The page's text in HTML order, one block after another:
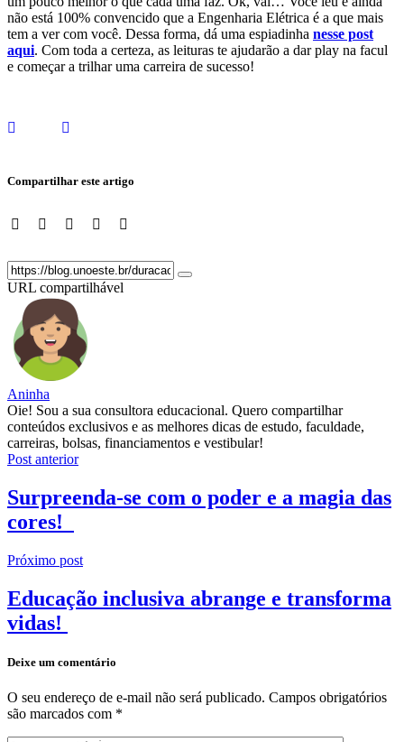
não está 100% convencido que a Engenharia Elétrica é a que mais
tem a ver com você. Dessa forma, dá uma espiadinha nesse post
aqui. Com toda a certeza, as leituras te ajudarão a dar play na facul
e começar a trilhar uma carreira de sucesso!
Compartilhar este artigo
URL compartilhável
Aninha
Oie! Sou a sua consultora educacional. Quero compartilhar
conteúdos exclusivos e as melhores dicas de estudo, faculdade,
carreiras, bolsas, financiamentos e vestibular!
Post anterior
Surpreenda-se com o poder e a magia das
cores!
Próximo post
Educação inclusiva abrange e transforma
vidas!
Deixe um comentário
O seu endereço de e-mail não será publicado. Campos obrigatórios
são marcados com *